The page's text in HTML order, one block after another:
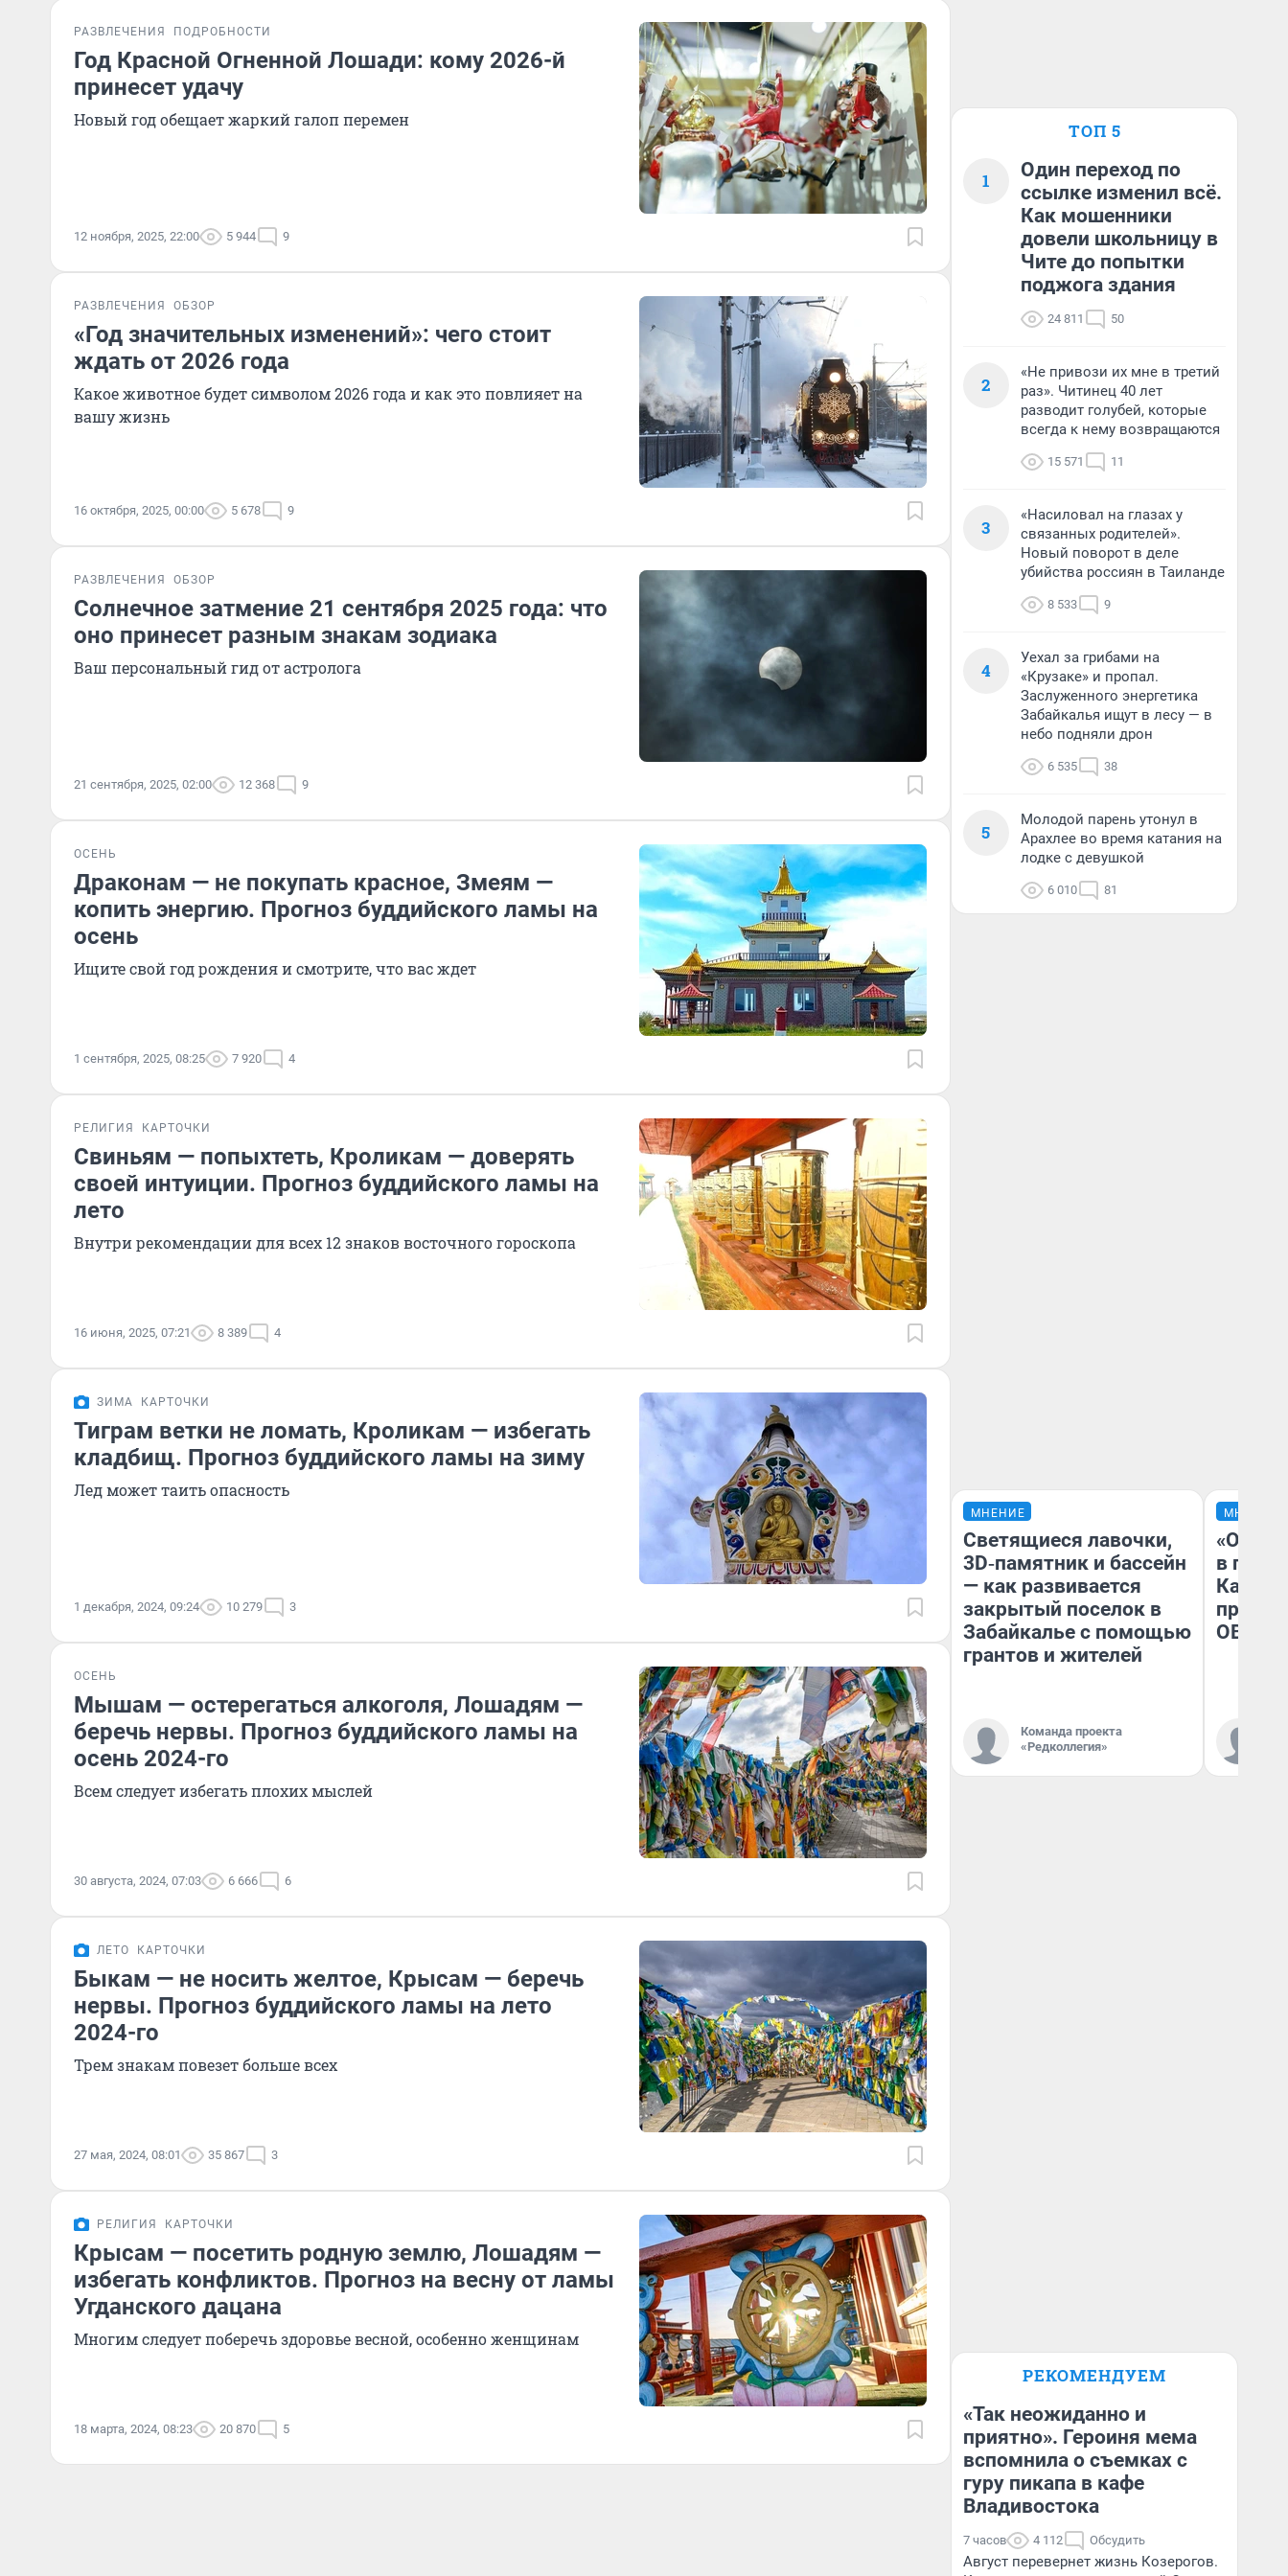
РАЗВЛЕЧЕНИЯ ПОДРОБНОСТИ
Год Красной Огненной Лошади: кому 2026-й
принесет удачу
Новый год обещает жаркий галоп перемен
12 ноября, 2025, 22:00 5 944 9
РАЗВЛЕЧЕНИЯ ОБЗОР
«Год значительных изменений»: чего стоит
ждать от 2026 года
Какое животное будет символом 2026 года и как это повлияет на
вашу жизнь
16 октября, 2025, 00:00 5 678 9
РАЗВЛЕЧЕНИЯ ОБЗОР
Солнечное затмение 21 сентября 2025 года: что
оно принесет разным знакам зодиака
Ваш персональный гид от астролога
21 сентября, 2025, 02:00 12 368 9
ОСЕНЬ
Драконам — не покупать красное, Змеям —
копить энергию. Прогноз буддийского ламы на
осень
Ищите свой год рождения и смотрите, что вас ждет
1 сентября, 2025, 08:25 7 920 4
РЕЛИГИЯ КАРТОЧКИ
Свиньям — попыхтеть, Кроликам — доверять
своей интуиции. Прогноз буддийского ламы на
лето
Внутри рекомендации для всех 12 знаков восточного гороскопа
16 июня, 2025, 07:21 8 389 4
ЗИМА КАРТОЧКИ
Тиграм ветки не ломать, Кроликам — избегать
кладбищ. Прогноз буддийского ламы на зиму
Лед может таить опасность
1 декабря, 2024, 09:24 10 279 3
ОСЕНЬ
Мышам — остерегаться алкоголя, Лошадям —
беречь нервы. Прогноз буддийского ламы на
осень 2024-го
Всем следует избегать плохих мыслей
30 августа, 2024, 07:03 6 666 6
ЛЕТО КАРТОЧКИ
Быкам — не носить желтое, Крысам — беречь
нервы. Прогноз буддийского ламы на лето
2024-го
Трем знакам повезет больше всех
27 мая, 2024, 08:01 35 867 3
РЕЛИГИЯ КАРТОЧКИ
Крысам — посетить родную землю, Лошадям —
избегать конфликтов. Прогноз на весну от ламы
Угданского дацана
Многим следует поберечь здоровье весной, особенно женщинам
18 марта, 2024, 08:23 20 870 5
ТОП 5
1
Один переход по
ссылке изменил всё.
Как мошенники
довели школьницу в
Чите до попытки
поджога здания
24 811 50
2
«Не привози их мне в третий
раз». Читинец 40 лет
разводит голубей, которые
всегда к нему возвращаются
15 571 11
3
«Насиловал на глазах у
связанных родителей».
Новый поворот в деле
убийства россиян в Таиланде
8 533 9
4
Уехал за грибами на
«Крузаке» и пропал.
Заслуженного энергетика
Забайкалья ищут в лесу — в
небо подняли дрон
6 535 38
5
Молодой парень утонул в
Арахлее во время катания на
лодке с девушкой
6 010 81
МНЕНИЕ
Светящиеся лавочки,
3D‑памятник и бассейн
— как развивается
закрытый поселок в
Забайкалье с помощью
грантов и жителей
Команда проекта
«Редколлегия»
МНЕНИЕ
в
Как в
ОВЗ
РЕКОМЕНДУЕМ
«Так неожиданно и
приятно». Героиня мема
вспомнила о съемках с
гуру пикапа в кафе
Владивостока
7 часов 4 112 Обсудить
Август перевернет жизнь Козерогов.